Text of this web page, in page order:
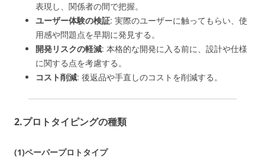
表現し、関係者の間で把握。
ユーザー体験の検証: 実際のユーザーに触ってもらい、使
用感や問題点を早期に発見する。
開発リスクの軽減: 本格的な開発に入る前に、設計や仕様
に関する点を考慮する。
コスト削減: 後返品や手直しのコストを削減する。
2.プロトタイピングの種類
(1)ペーパープロトタイプ